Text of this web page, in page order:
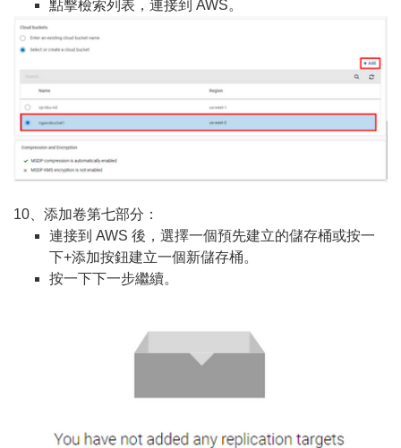
點擊檢索列表，連接到 AWS。
10、添加卷第七部分：
連接到 AWS 後，選擇一個預先建立的儲存桶或按一
下+添加按鈕建立一個新儲存桶。
按一下下一步繼續。